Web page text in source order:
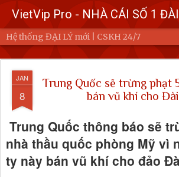
VietVip Pro - NHÀ CÁI SỐ 1
Hệ thống ĐẠI LÝ mới | CSKH 24/7
JAN
8
Trung Quốc sẽ trừng phạt
bán vũ khí cho
Trung Quốc thông báo sẽ
nhà thầu quốc phòng Mỹ vì
ty này bán vũ khí cho đảo